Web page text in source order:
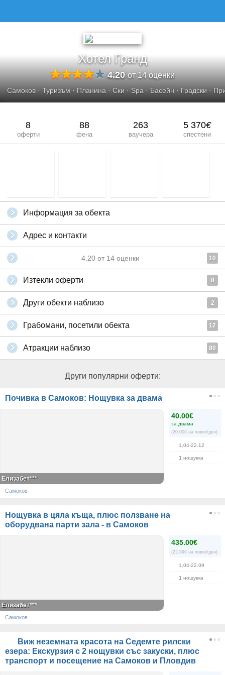
Хотел Гранд
4.20от 14 оценки
Самоков· Туризъм · Планина · Ски · Spa · Басейн · Градски ·
8
оферти
88
фена
263
ваучера
5 370€
спестени
Информация за обекта
Адрес и контакти
4.20 от 14 оценки 10
Изтекли оферти 8
Други обекти наблизо 2
Грабомани, посетили обекта 12
Атракции наблизо 80
Други популярни оферти:
Почивка в Самоков: Нощувка за двама
40.00€
за двама
(20.00€ на човек/ден)
1.04-22.12
1 нощувка
Елизабет***
Самоков
Нощувка в цяла къща, плюс ползване на
оборудвана парти зала - в Самоков
435.00€
(22.89€ на човек/ден)
1.04-22.09
1 нощувка
Елизабет***
Самоков
Виж неземната красота на Седемте рилски
езера: Екскурзия с 2 нощувки със закуски, плюс
транспорт и посещение на Самоков и Пловдив